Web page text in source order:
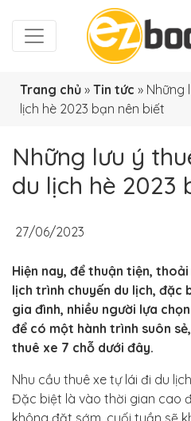
Trang chủ » Tin tức » Những
lịch hè 2023 bạn nên biết
Những lưu ý
du lịch hè 2023
27/06/2023
Hiện nay, để thuận tiện,
lịch trình chuyến du lịch, đặc
gia đình, nhiều người lựa
để có một hành trình suôn
thuê xe 7 chỗ dưới đây.
Nhu cầu thuê xe tự lái đi du
Đặc biệt là vào thời gian cao
không đặt sớm, cuối tuần sẽ